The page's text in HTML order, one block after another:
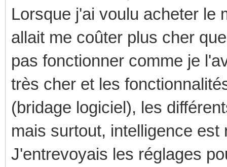
Lorsque j'ai voulu acheter le
allait me coûter plus cher
pas fonctionner comme je
très cher et les
(bridage logiciel), les
mais surtout, intelligence
J'entrevoyais les réglages